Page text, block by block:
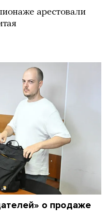
арестовали
о продаже